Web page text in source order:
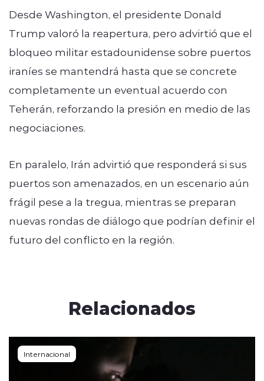
Desde Washington, el presidente Donald
Trump valoró la reapertura, pero advirtió que el
bloqueo militar estadounidense sobre puertos
iraníes se mantendrá hasta que se concrete
completamente un eventual acuerdo con
Teherán, reforzando la presión en medio de las
negociaciones.
En paralelo, Irán advirtió que responderá si sus
puertos son amenazados, en un escenario aún
frágil pese a la tregua, mientras se preparan
nuevas rondas de diálogo que podrían definir el
futuro del conflicto en la región.
Relacionados
Internacional